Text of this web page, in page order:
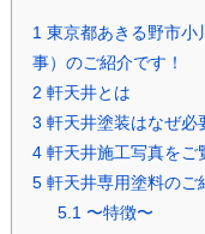
1東京都あきる野市小
事）のご紹介です！
2 軒天井とは
3 軒天井塗装はなぜ必
4軒天井施工写真をご
5軒天井専用塗料のご
5.1〜特徴〜